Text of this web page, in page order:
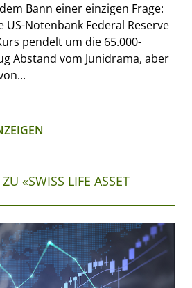
Bann einer einzigen Frage:
US-Notenbank Federal Reserve
pendelt um die 65.000-
Abstand vom Junidrama, aber
«SWISS LIFE ASSET